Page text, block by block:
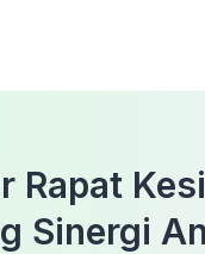
Rapat
Sinergi